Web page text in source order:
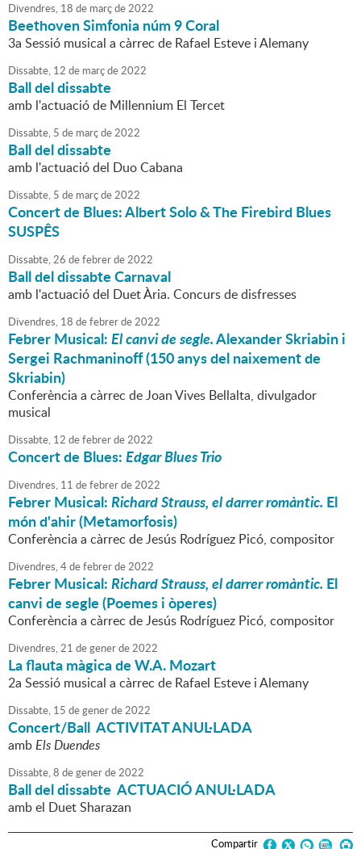
Divendres, 18 de marçde2022
Beethoven Simfonia núm 9 Coral
3a Sessió musical a càrrec de Rafael Esteve i Alemany
Dissabte, 12 de marçde2022
Ball del dissabte
amb l'actuació de Millennium El Tercet
Dissabte, 5 de marçde2022
Ball del dissabte
amb l'actuació del Duo Cabana
Dissabte, 5 de marçde2022
Concert de Blues: Albert Solo & The Firebird Blues
SUSPÊS
Dissabte,26 defebrerde2022
Ball del dissabte Carnaval
amb l'actuació del Duet Ària. Concurs de disfresses
Divendres, 18 defebrerde2022
Febrer Musical:El canvi de segle.Alexander Skriabin i
Sergei Rachmaninoff (150 anys del naixement de
Skriabin)
Conferència a càrrec de Joan Vives Bellalta, divulgador
musical
Dissabte, 12 defebrerde2022
Concert de Blues:Edgar Blues Trio
Divendres, 11 defebrerde2022
Febrer Musical:Richard Strauss, el darrer romàntic. El
món d'ahir (Metamorfosis)
Conferència a càrrec de Jesús Rodríguez Picó, compositor
Divendres,4defebrerde2022
Febrer Musical:Richard Strauss, el darrer romàntic. El
canvi de segle (Poemes i òperes)
Conferència a càrrec de Jesús Rodríguez Picó, compositor
Divendres,21 degenerde2022
La flauta màgica de W.A. Mozart
2a Sessió musical a càrrec de Rafael Esteve i Alemany
Dissabte, 15 degenerde2022
Concert/Ball ACTIVITAT ANUL·LADA
ambEls Duendes
Dissabte,8 degenerde2022
Ball del dissabte ACTUACIÓ ANUL·LADA
amb el Duet Sharazan
Compartir